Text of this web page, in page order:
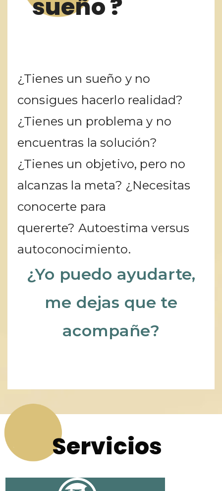
sueño ?
¿Tienes un sueño y no
consigues hacerlo realidad?
¿Tienes un problema y no
encuentras la solución?
¿Tienes un objetivo, pero no
alcanzas la meta? ¿Necesitas
conocerte para
quererte? Autoestima versus
autoconocimiento.
¿Yo puedo ayudarte,
me dejas que te
acompañe?
Servicios